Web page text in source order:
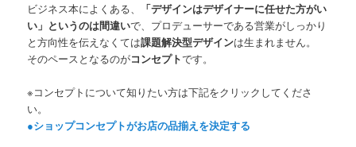
ビジネス本によくある、
「デザインはデザイナーに任せた方がい
い」というのは間違いで、プロデューサーである営業がしっかり
と方向性を伝えなくては課題解決型デザインは生まれません。
そのペースとなるのがコンセプトです。
※コンセプトについて知りたい方は下記をクリックしてくださ
い。
●ショップコンセプトがお店の品揃えを決定する